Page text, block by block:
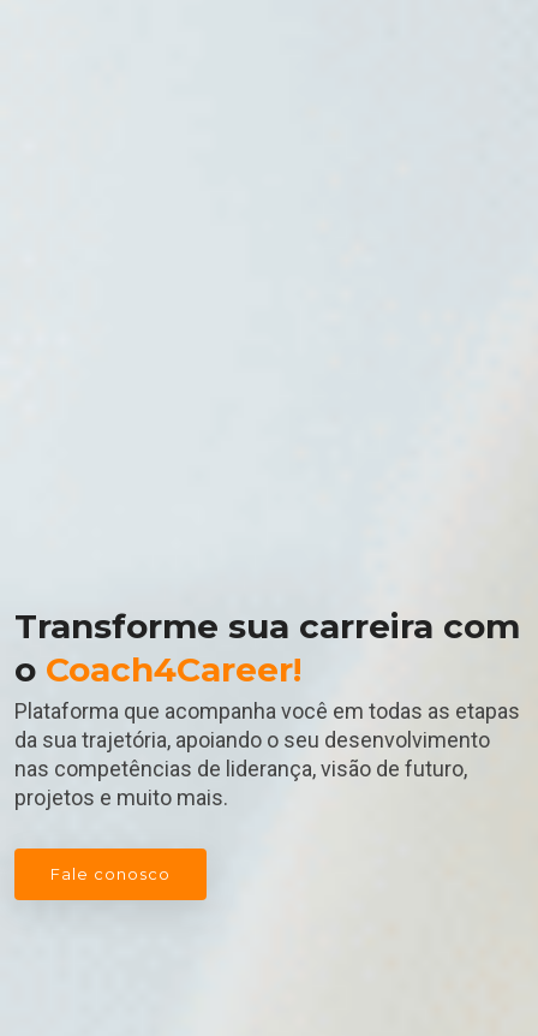
Transforme sua carreira com
o Coach4Career!
Plataforma que acompanha você em todas as etapas
da sua trajetória, apoiando o seu desenvolvimento
nas competências de liderança, visão de futuro,
projetos e muito mais.
Fale conosco